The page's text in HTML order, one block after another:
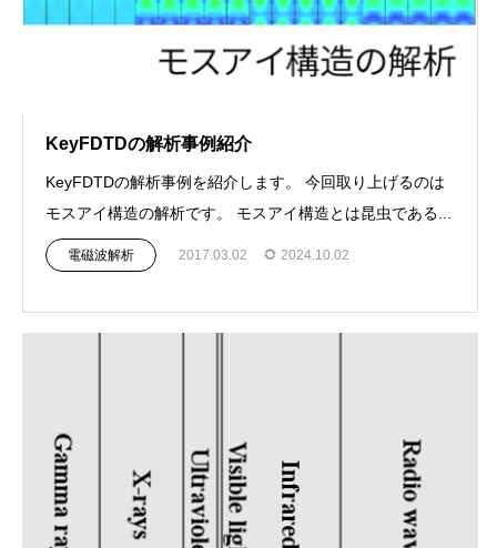
KeyFDTDの解析事例紹介
KeyFDTDの解析事例を紹介します。 今回取り上げるのは
モスアイ構造の解析です。 モスアイ構造とは昆虫である...
電磁波解析 2017.03.02 2024.10.02